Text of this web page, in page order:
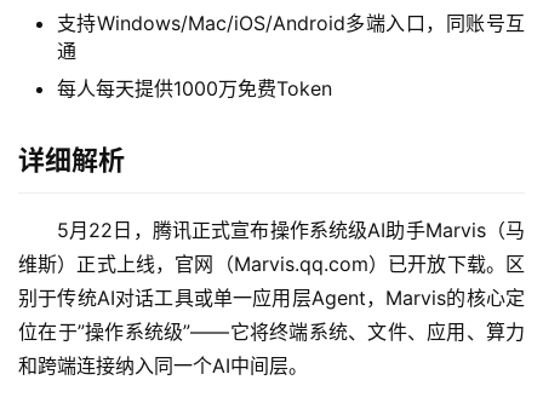
支持Windows/Mac/iOS/Android多端入口，同账号互
通
每人每天提供1000万免费Token
详细解析
5月22日，腾讯正式宣布操作系统级AI助手Marvis（马
维斯）正式上线，官网（Marvis.qq.com）已开放下载。区
别于传统AI对话工具或单一应用层Agent，Marvis的核心定
位在于”操作系统级”——它将终端系统、文件、应用、算力
和跨端连接纳入同一个AI中间层。